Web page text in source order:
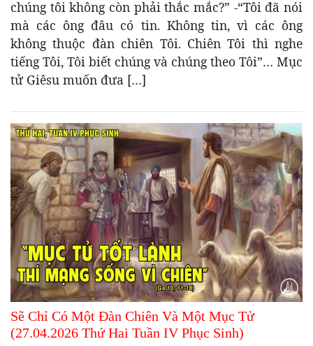
chúng tôi không còn phải thắc mắc?” -“Tôi đã nói
mà các ông đâu có tin. Không tin, vì các ông
không thuộc đàn chiên Tôi. Chiên Tôi thì nghe
tiếng Tôi, Tôi biết chúng và chúng theo Tôi”… Mục
tử Giêsu muốn đưa […]
Sẽ Chỉ Có Một Đàn Chiên Và Một Mục Tử
(27.04.2026 Thứ Hai Tuần IV Phục Sinh)